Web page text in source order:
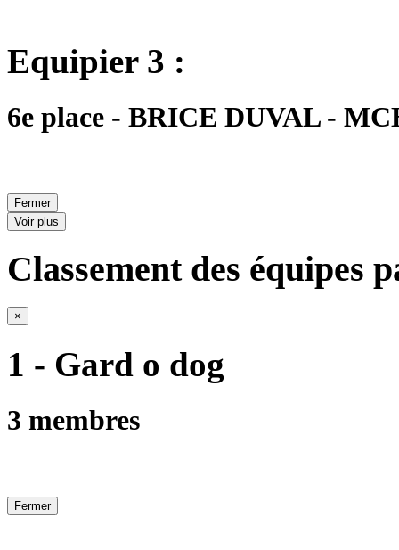
Equipier 3 :
6e place - BRICE DUVAL -
Fermer
Voir plus
Classement des équipes
×
1 - Gard o dog
3 membres
Fermer